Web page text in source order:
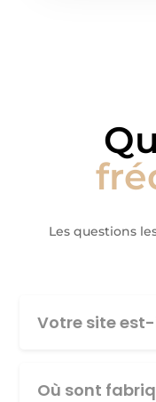
Les questions
Votre site
Où sont